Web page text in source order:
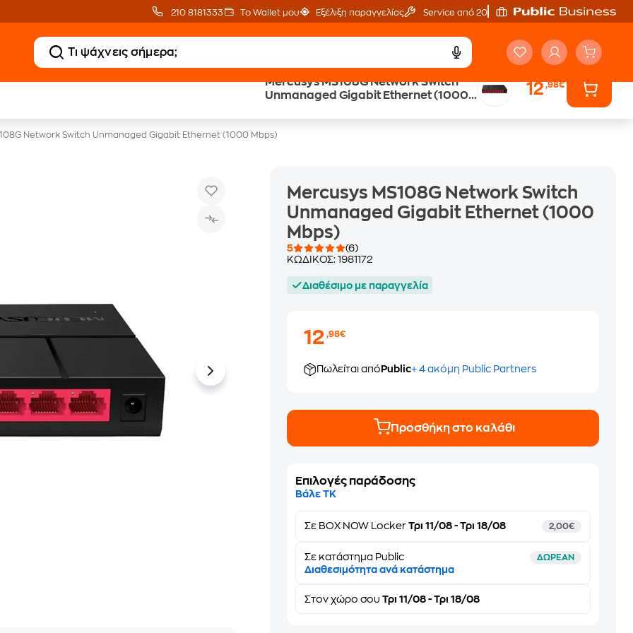
210 8181333 Το Wallet μου Εξέλιξη παραγγελίας Service από 20'
Mercusys MS108G Network Switch
Unmanaged Gigabit Ethernet (1000
12,98€
Public επιστροφή € Άτοκες Δόσεις
Network Switch Unmanaged Gigabit Ethernet (1000 Mbps)
Mercusys MS108G Network Switch
Unmanaged Gigabit Ethernet (1000
Mbps)
5
(6)
ΚΩΔΙΚΟΣ:1981172
Διαθέσιμο με παραγγελία
12,98€
Πωλείται από Public+ 4 ακόμη Public Partners
Προσθήκη στο καλάθι
Επιλογές παράδοσης
Βάλε ΤΚ
Σε BOX NOW Locker Τρι 11/08 - Τρι 18/08 2,00€
Σε κατάστημα Public ΔΩΡΕΑΝ
Διαθεσιμότητα ανά κατάστημα
Στονχώρο σου Τρι 11/08 - Τρι 18/08